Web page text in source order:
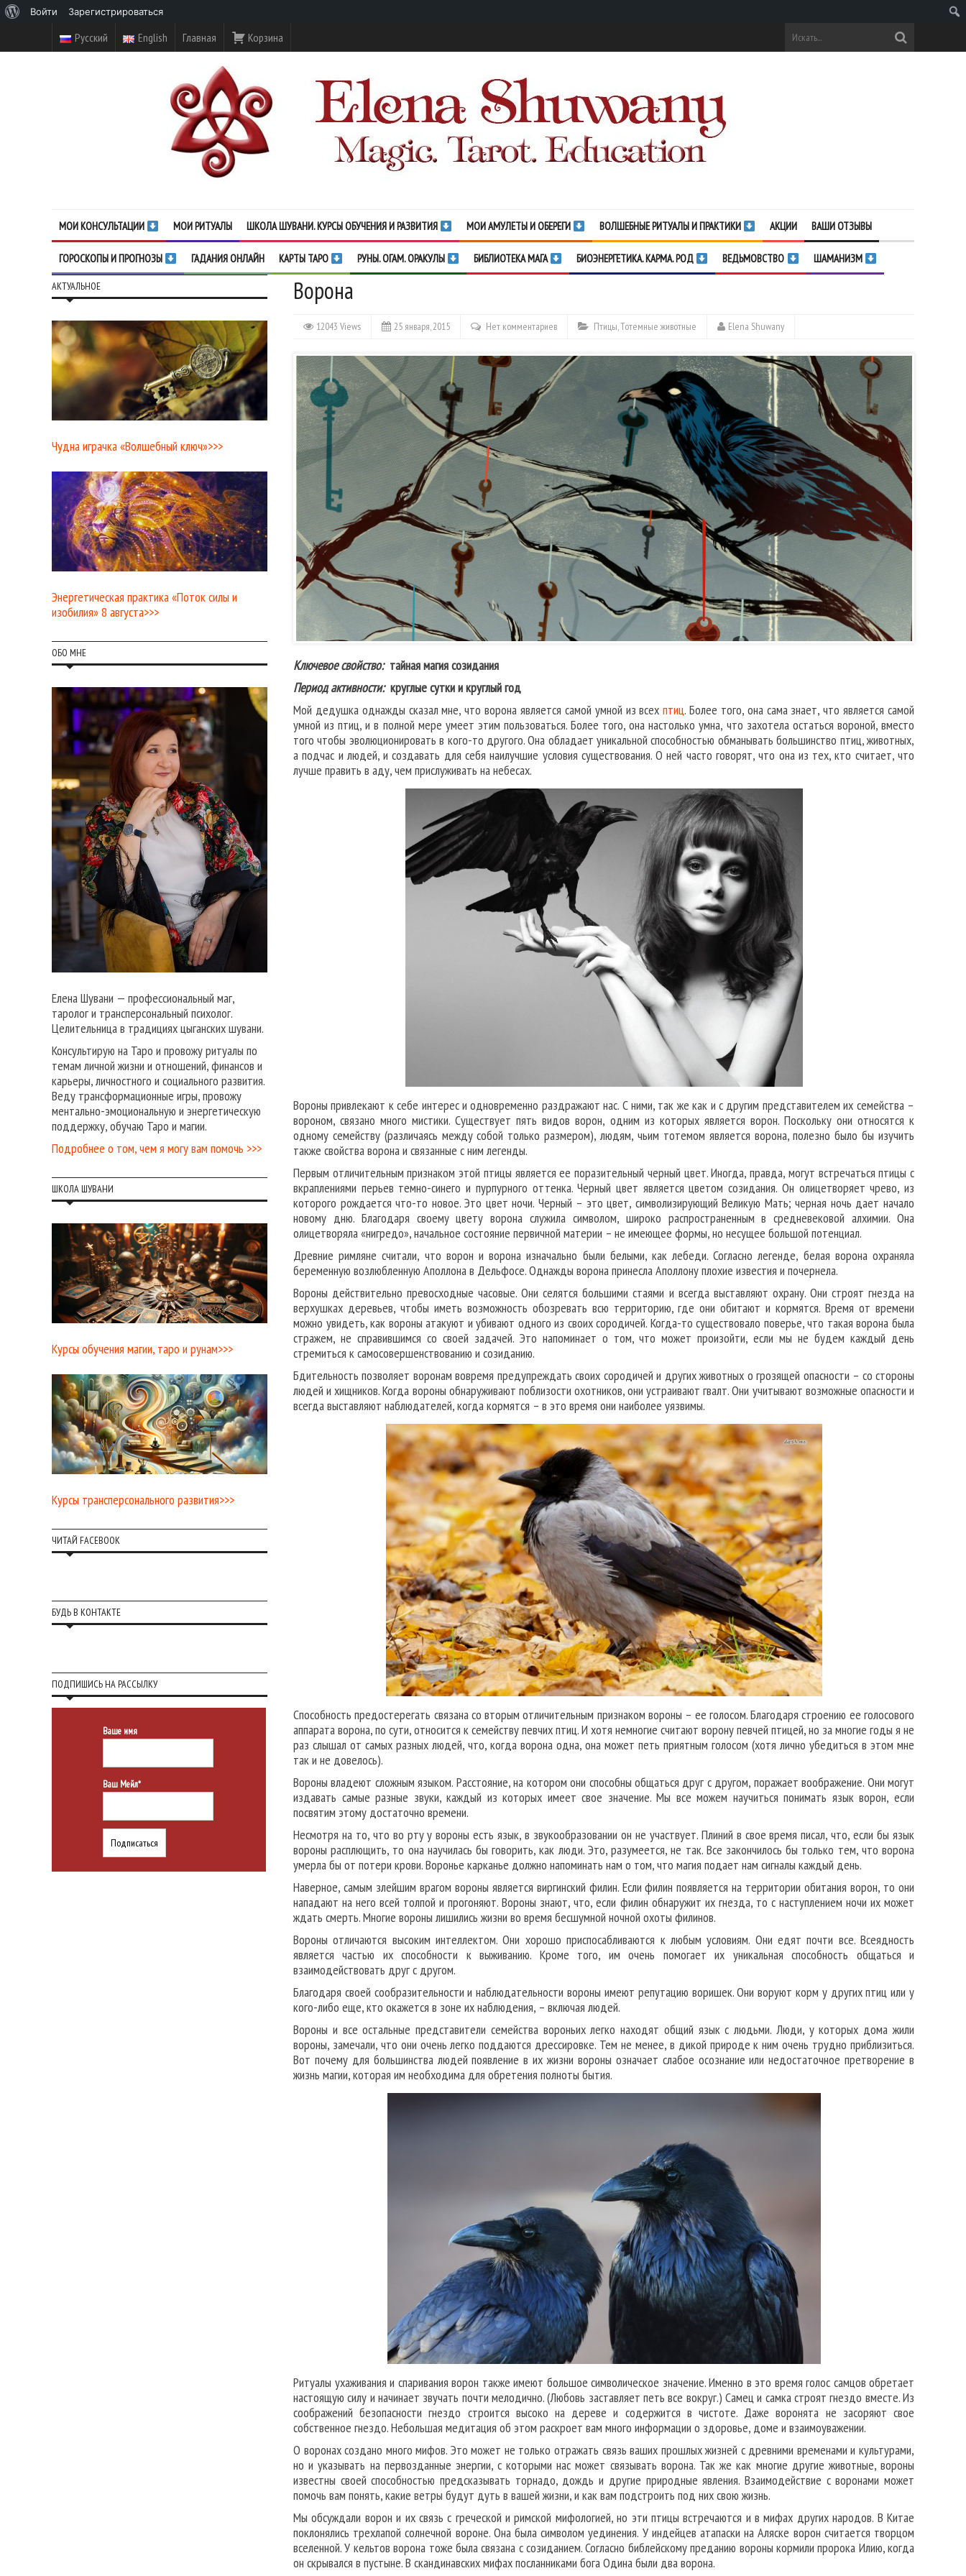
Русский English Главная Корзина
МОИ КОНСУЛЬТАЦИИ МОИ РИТУАЛЫ ШКОЛА ШУВАНИ. КУРСЫ ОБУЧЕНИЯ И РАЗВИТИЯ МОИ АМУЛЕТЫ И ОБЕРЕГИ ВОЛШЕБНЫЕ РИТУАЛЫ И ПРАКТИКИ АКЦИИ ВАШИ ОТЗЫВЫ
ГОРОСКОПЫ И ПРОГНОЗЫ ГАДАНИЯ ОНЛАЙН КАРТЫ ТАРО РУНЫ. ОГАМ. ОРАКУЛЫ БИБЛИОТЕКА МАГА БИОЭНЕРГЕТИКА. КАРМА. РОД ВЕДЬМОВСТВО ШАМАНИЗМ
Ворона
12043 Views 25 января, 2015 Нет комментариев Птицы,Тотемные животные Elena Shuwany
Ключевое свойство: тайная магия созидания
Период активности: круглые сутки и круглый год
Мой дедушка однажды сказал мне, что ворона является самой умной из всехптиц. Более того, она сама знает, что является самой
умной из птиц, и в полной мере умеет этим пользоваться. Более того, она настолько умна, что захотела остаться вороной, вместо
того чтобы эволюционировать в кого-то другого. Она обладает уникальной способностью обманывать большинство птиц, животных,
а подчас и людей, и создавать для себя наилучшие условия существования. О ней часто говорят, что она из тех, кто считает, что
лучше править в аду, чем прислуживать на небесах.
Вороны привлекают к себе интерес и одновременно раздражают нас. С ними, так же как и с другим представителем их семейства –
вороном, связано много мистики. Существует пять видов ворон, одним из которых является ворон. Поскольку они относятся к
одному семейству (различаясь между собой только размером), людям, чьим тотемом является ворона, полезно было бы изучить
также свойства ворона и связанные с ним легенды.
Первым отличительным признаком этой птицы является ее поразительный черный цвет. Иногда, правда, могут встречаться птицы с
вкраплениями перьев темно-синего и пурпурного оттенка. Черный цвет является цветом созидания. Он олицетворяет чрево, из
которого рождается что-то новое. Это цвет ночи. Черный – это цвет, символизирующий Великую Мать; черная ночь дает начало
новому дню. Благодаря своему цвету ворона служила символом, широко распространенным в средневековой алхимии. Она
олицетворяла «нигредо», начальное состояние первичной материи – не имеющее формы, но несущее большой потенциал.
Древние римляне считали, что ворон и ворона изначально были белыми, как лебеди. Согласно легенде, белая ворона охраняла
беременную возлюбленную Аполлона в Дельфосе. Однажды ворона принесла Аполлону плохие известия и почернела.
Вороны действительно превосходные часовые. Они селятся большими стаями и всегда выставляют охрану. Они строят гнезда на
верхушках деревьев, чтобы иметь возможность обозревать всю территорию, где они обитают и кормятся. Время от времени
можно увидеть, как вороны атакуют и убивают одного из своих сородичей. Когда-то существовало поверье, что такая ворона была
стражем, не справившимся со своей задачей. Это напоминает о том, что может произойти, если мы не будем каждый день
стремиться к самосовершенствованию и созиданию.
Бдительность позволяет воронам вовремя предупреждать своих сородичей и других животных о грозящей опасности – со стороны
людей и хищников. Когда вороны обнаруживают поблизости охотников, они устраивают гвалт. Они учитывают возможные опасности и
всегда выставляют наблюдателей, когда кормятся – в это время они наиболее уязвимы.
Способность предостерегать связана со вторым отличительным признаком вороны – ее голосом. Благодаря строению ее голосового
аппарата ворона, по сути, относится к семейству певчих птиц. И хотя немногие считают ворону певчей птицей, но за многие годы я не
раз слышал от самых разных людей, что, когда ворона одна, она может петь приятным голосом (хотя лично убедиться в этом мне
так и не довелось).
Вороны владеют сложным языком. Расстояние, на котором они способны общаться друг с другом, поражает воображение. Они могут
издавать самые разные звуки, каждый из которых имеет свое значение. Мы все можем научиться понимать язык ворон, если
посвятим этому достаточно времени.
Несмотря на то, что во рту у вороны есть язык, в звукообразовании он не участвует. Плиний в свое время писал, что, если бы язык
вороны расплющить, то она научилась бы говорить, как люди. Это, разумеется, не так. Все закончилось бы только тем, что ворона
умерла бы от потери крови. Воронье карканье должно напоминать нам о том, что магия подает нам сигналы каждый день.
Наверное, самым злейшим врагом вороны является виргинский филин. Если филин появляется на территории обитания ворон, то они
нападают на него всей толпой и прогоняют. Вороны знают, что, если филин обнаружит их гнезда, то с наступлением ночи их может
ждать смерть. Многие вороны лишились жизни во время бесшумной ночной охоты филинов.
Вороны отличаются высоким интеллектом. Они хорошо приспосабливаются к любым условиям. Они едят почти все. Всеядность
является частью их способности к выживанию. Кроме того, им очень помогает их уникальная способность общаться и
взаимодействовать друг с другом.
Благодаря своей сообразительности и наблюдательности вороны имеют репутацию воришек. Они воруют корм у других птиц или у
кого-либо еще, кто окажется в зоне их наблюдения, – включая людей.
Вороны и все остальные представители семейства вороньих легко находят общий язык с людьми. Люди, у которых дома жили
вороны, замечали, что они очень легко поддаются дрессировке. Тем не менее, в дикой природе к ним очень трудно приблизиться.
Вот почему для большинства людей появление в их жизни вороны означает слабое осознание или недостаточное претворение в
жизнь магии, которая им необходима для обретения полноты бытия.
Ритуалы ухаживания и спаривания ворон также имеют большое символическое значение. Именно в это время голос самцов обретает
настоящую силу и начинает звучать почти мелодично. (Любовь заставляет петь все вокруг.) Самец и самка строят гнездо вместе. Из
соображений безопасности гнездо строится высоко на дереве и содержится в чистоте. Даже воронята не засоряют свое
собственное гнездо. Небольшая медитация об этом раскроет вам много информации о здоровье, доме и взаимоуважении.
О воронах создано много мифов. Это может не только отражать связь ваших прошлых жизней с древними временами и культурами,
но и указывать на первозданные энергии, с которыми нас может связывать ворона. Так же как многие другие животные, вороны
известны своей способностью предсказывать торнадо, дождь и другие природные явления. Взаимодействие с воронами может
помочь вам понять, какие ветры будут дуть в вашей жизни, и как вам подстроить под них свою жизнь.
Мы обсуждали ворон и их связь с греческой и римской мифологией, но эти птицы встречаются и в мифах других народов. В Китае
поклонялись трехлапой солнечной вороне. Она была символом уединения. У индейцев атапаски на Аляске ворон считается творцом
вселенной. У кельтов ворона тоже была связана с созиданием. Согласно библейскому преданию вороны кормили пророка Илию, когда
он скрывался в пустыне. В скандинавских мифах посланниками бога Одина были два ворона.
АКТУАЛЬНОЕ
Чудна играчка «Волшебный ключ»>>>
Энергетическая практика «Поток силы и
изобилия» 8 августа>>>
ОБО МНЕ
Елена Шувани — профессиональный маг,
таролог и трансперсональный психолог.
Целительница в традициях цыганских шувани.
Консультирую на Таро и провожу ритуалы по
темам личной жизни и отношений, финансов и
карьеры, личностного и социального развития.
Веду трансформационные игры, провожу
ментально-эмоциональную и энергетическую
поддержку, обучаю Таро и магии.
Подробнее о том, чем я могу вам помочь >>>
ШКОЛА ШУВАНИ
Курсы обучения магии, таро и рунам>>>
Курсы трансперсонального развития>>>
ЧИТАЙ FACEBOOK
БУДЬ В КОНТАКТЕ
ПОДПИШИСЬ НА РАССЫЛКУ
Ваше имя
Ваш Мейл*
WordPress
Войти Зарегистрироваться